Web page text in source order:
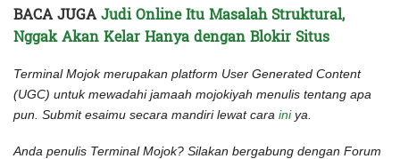
BACA JUGAJudi Online Itu Masalah Struktural,
Nggak Akan Kelar Hanya dengan Blokir Situs
Terminal Mojok merupakan platform User Generated Content
(UGC) untuk mewadahi jamaah mojokiyah menulis tentang apa
pun. Submit esaimu secara mandiri lewat cara iniya.
Anda penulis Terminal Mojok? Silakan bergabung dengan Forum